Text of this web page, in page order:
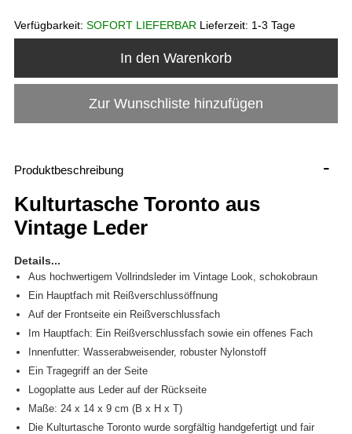
Verfügbarkeit: SOFORT LIEFERBAR Lieferzeit: 1-3 Tage
In den Warenkorb
Zur Wunschliste hinzufügen
Produktbeschreibung
-
Kulturtasche Toronto aus
Vintage Leder
Details...
Aus hochwertigem Vollrindsleder im Vintage Look, schokobraun
Ein Hauptfach mit Reißverschlussöffnung
Auf der Frontseite ein Reißverschlussfach
Im Hauptfach: Ein Reißverschlussfach sowie ein offenes Fach
Innenfutter: Wasserabweisender, robuster Nylonstoff
Ein Tragegriff an der Seite
Logoplatte aus Leder auf der Rückseite
Maße: 24 x 14 x 9 cm (B x H x T)
Die Kulturtasche Toronto wurde sorgfältig handgefertigt und fair